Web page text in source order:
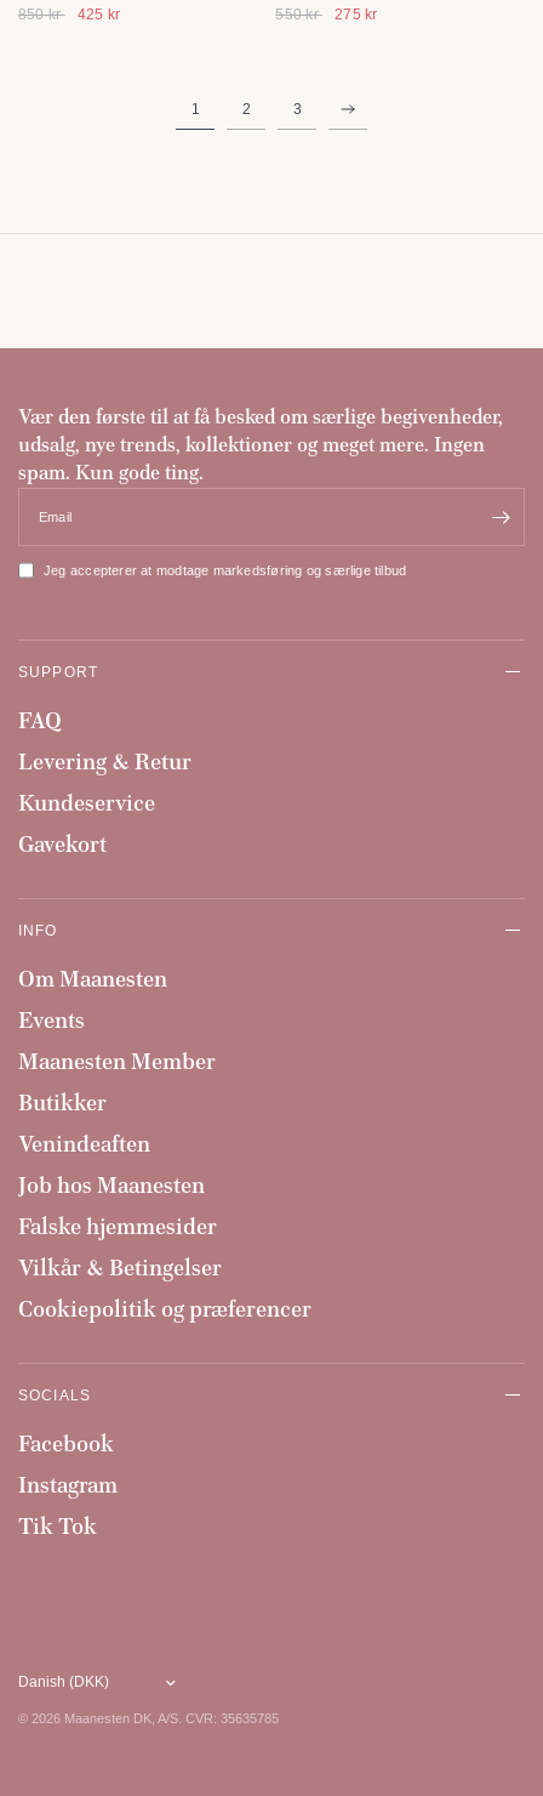
850 kr 425 kr 550 kr 275 kr
1 2 3
Vær den første til at få besked om særlige begivenheder,
udsalg, nye trends, kollektioner og meget mere. Ingen
spam. Kun gode ting.
Email
Jeg accepterer at modtage markedsføring og særlige tilbud
SUPPORT
FAQ
Levering & Retur
Kundeservice
Gavekort
INFO
Om Maanesten
Events
Maanesten Member
Butikker
Venindeaften
Job hos Maanesten
Falske hjemmesider
Vilkår & Betingelser
Cookiepolitik og præferencer
SOCIALS
Facebook
Instagram
Tik Tok
© 2026 Maanesten DK, A/S. CVR: 35635785